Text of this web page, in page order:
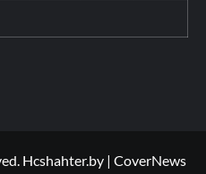
Hcshahter.by | CoverNews